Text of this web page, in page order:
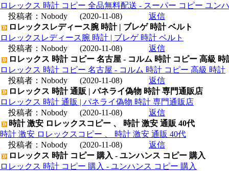
ロレックス 時計 コピー 全品無料配送 - スーパー コピー ユン
投稿者： Nobody (2020-11-08)
返信
ロレックスレディース腕 時計 | ブレゲ 時計 ベルト
ロレックスレディース腕 時計 | ブレゲ 時計 ベルト
投稿者： Nobody (2020-11-08)
返信
ロレックス 時計 コピー 名古屋 - コルム 時計 コピー 高級 時
ロレックス 時計 コピー 名古屋 - コルム 時計 コピー 高級 時計
投稿者： Nobody (2020-11-08)
返信
ロレックス 時計 通販 | パネライ偽物 時計 専門通販店
ロレックス 時計 通販 | パネライ偽物 時計 専門通販店
投稿者： Nobody (2020-11-08)
返信
時計 激安 ロレックスコピー 、 時計 激安 通販 40代
時計 激安 ロレックスコピー 、 時計 激安 通販 40代
投稿者： Nobody (2020-11-08)
返信
ロレックス 時計 コピー 購入 - ユンハンス コピー 購入
ロレックス 時計 コピー 購入 - ユンハンス コピー 購入